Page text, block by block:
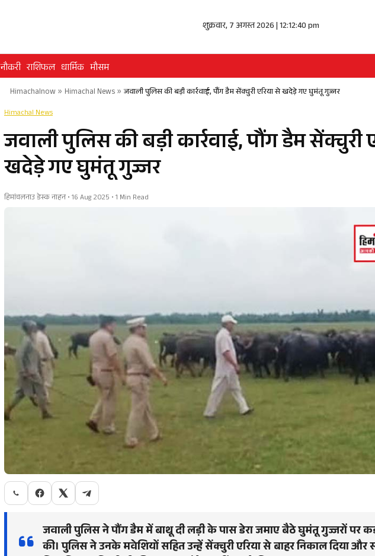
शुक्रवार, 7 अगस्त 2026 | 12:12:40 pm
नौकरी राशिफल धार्मिक मौसम
Himachalnow» Himachal News» जवाली पुलिस की बड़ी कार्रवाई, पौंग डैम सेंक्चुरी एरिया से खदेड़े गए घुमंतू गुज्जर
Himachal News
जवाली पुलिस की बड़ी कार्रवाई, पौंग डैम सेंक्चुरी
खदेड़े गए घुमंतू गुज्जर
हिमांचलनाउ डेस्क नाहन • 16 Aug 2025 • 1 Min Read
जवाली पुलिस ने पौंग डैम में बाथू दी लड़ी के पास डेरा जमाए बैठे घुमंतू गुज्जरों पर
की। पुलिस ने उनके मवेशियों सहित उन्हें सेंक्चुरी एरिया से बाहर निकाल दिया